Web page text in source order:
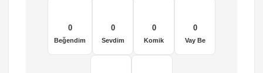
0
Beğendim
0
Sevdim
0
Komik
0
Vay Be